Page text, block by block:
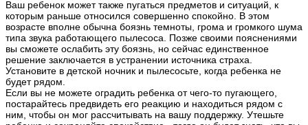
Ваш ребенок может также пугаться предметов и ситуаций, к
которым раньше относился совершенно спокойно. В этом
возрасте вполне обычна боязнь темноты, грома и громкого шума
типа звука работающего пылесоса. Позже своими пояснениями
вы сможете ослабить эту боязнь, но сейчас единственное
решение заключается в устранении источника страха.
Установите в детской ночник и пылесосьте, когда ребенка не
будет рядом.
Если вы не можете оградить ребенка от чего-то пугающего,
постарайтесь предвидеть его реакцию и находиться рядом с
ним, чтобы он мог рассчитывать на вашу поддержку. Утешьте